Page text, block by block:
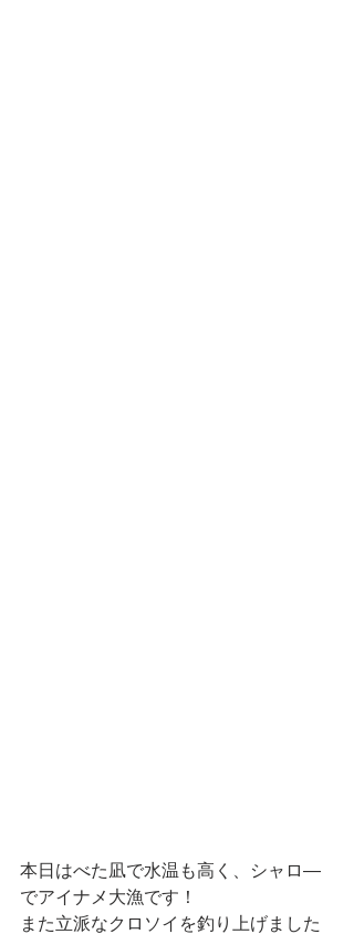
本日はべた凪で水温も高く、シャロ―
でアイナメ大漁です！
また立派なクロソイを釣り上げました